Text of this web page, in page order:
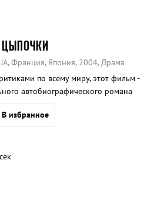
ЦЫПОЧКИ
Франция, Япония, 2004, Драма
по всему миру, этот фильм -
автобиографического романа
В избранное